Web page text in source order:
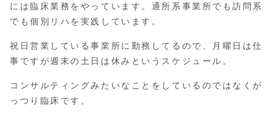
には臨床業務をやっています。通所系事業所でも訪問系
でも個別リハを実践しています。
祝日営業している事業所に勤務してるので、月曜日は仕
事ですが週末の土日は休みというスケジュール。
コンサルティングみたいなことをしているのではなくが
っつり臨床です。